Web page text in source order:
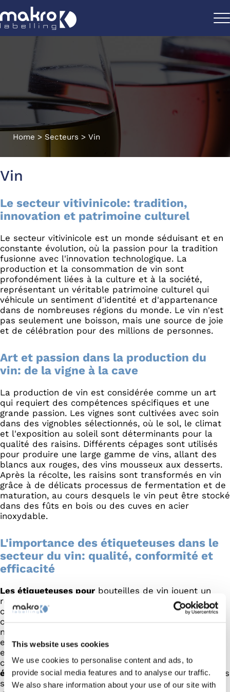
This website uses cookies
We use cookies to personalise content and ads, to
provide social media features and to analyse our traffic.
We also share information about your use of our site with
Home > Secteurs > Vin
Vin
Le secteur vitivinicole: tradition,
innovation et patrimoine culturel
Le secteur vitivinicole est un monde séduisant et en
constante évolution, où la passion pour la tradition
fusionne avec l'innovation technologique. La
production et la consommation de vin sont
profondément liées à la culture et à la société,
représentant un véritable patrimoine culturel qui
véhicule un sentiment d'identité et d'appartenance
dans de nombreuses régions du monde. Le vin n'est
pas seulement une boisson, mais une source de joie
et de célébration pour des millions de personnes.
Art et passion dans la production du
vin: de la vigne à la cave
La production de vin est considérée comme un art
qui requiert des compétences spécifiques et une
grande passion. Les vignes sont cultivées avec soin
dans des vignobles sélectionnés, où le sol, le climat
et l'exposition au soleil sont déterminants pour la
qualité des raisins. Différents cépages sont utilisés
pour produire une large gamme de vins, allant des
blancs aux rouges, des vins mousseux aux desserts.
Après la récolte, les raisins sont transformés en vin
grâce à de délicats processus de fermentation et de
maturation, au cours desquels le vin peut être stocké
dans des fûts en bois ou des cuves en acier
inoxydable.
L'importance des étiqueteuses dans le
secteur du vin: qualité, conformité et
efficacité
Les étiqueteuses pour bouteilles de vin jouent un
rôle crucial dans l'industrie du vin, en facilitant la
communication d'informations essentielles aux
consommateurs et en contribuant à maintenir des
normes de qualité élevées. Ces appareils sont
essentiels pour garantir que chaque bouteille de vin
exprime clairement l'identité de la marque et la
conformité aux réglementations en vigueur. Les
étiqueteusespour boissons alcoolisées, y compris les
spiritueux et le vin, sont conçues pour traiter une